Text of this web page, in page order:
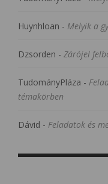
Huynhloan - Melyik a
Dzsorden - Zárójel
TudományPláza -
témakörben
Dávid - Feladatok és